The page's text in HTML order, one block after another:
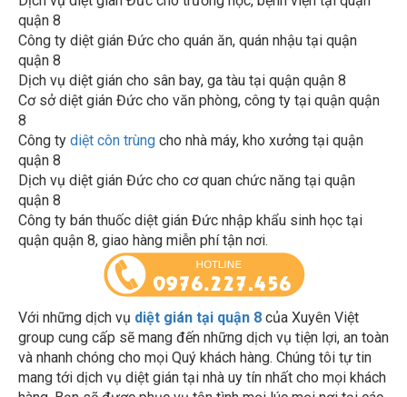
quận 8
Công ty diệt gián Đức cho quán ăn, quán nhậu tại quận
quận 8
Dịch vụ diệt gián cho sân bay, ga tàu tại quận quận 8
Cơ sở diệt gián Đức cho văn phòng, công ty tại quận quận
8
Công ty
diệt côn trùng
cho nhà máy, kho xưởng tại quận
quận 8
Dịch vụ diệt gián Đức cho cơ quan chức năng tại quận
quận 8
Công ty bán thuốc diệt gián Đức nhập khẩu sinh học tại
quận quận 8, giao hàng miễn phí tận nơi.
Với những dịch vụ diệt gián tại quận 8 của Xuyên Việt
group cung cấp sẽ mang đến những dịch vụ tiện lợi, an toàn
và nhanh chóng cho mọi Quý khách hàng. Chúng tôi tự tin
mang tới dịch vụ diệt gián tại nhà uy tín nhất cho mọi khách
hàng. Bạn sẽ được phục vụ tận tình mọi lúc mọi nơi tại các